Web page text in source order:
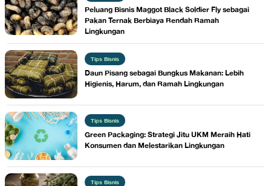
Peluang Bisnis Maggot Black Soldier Fly sebagai
Pakan Ternak Berbiaya Rendah Ramah
Lingkungan
Tips Bisnis
Daun Pisang sebagai Bungkus Makanan: Lebih
Higienis, Harum, dan Ramah Lingkungan
Tips Bisnis
Green Packaging: Strategi Jitu UKM Meraih Hati
Konsumen dan Melestarikan Lingkungan
Tips Bisnis